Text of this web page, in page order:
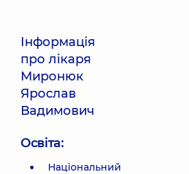
Інформація
про лікаря
Миронюк
Ярослав
Вадимович
Освіта:
Національний